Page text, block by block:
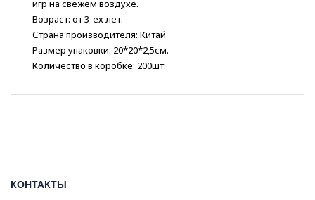
игр на свежем воздухе.
Возраст: от 3-ех лет.
Страна производителя: Китай
Размер упаковки: 20*20*2,5см.
Количество в коробке: 200шт.
КОНТАКТЫ